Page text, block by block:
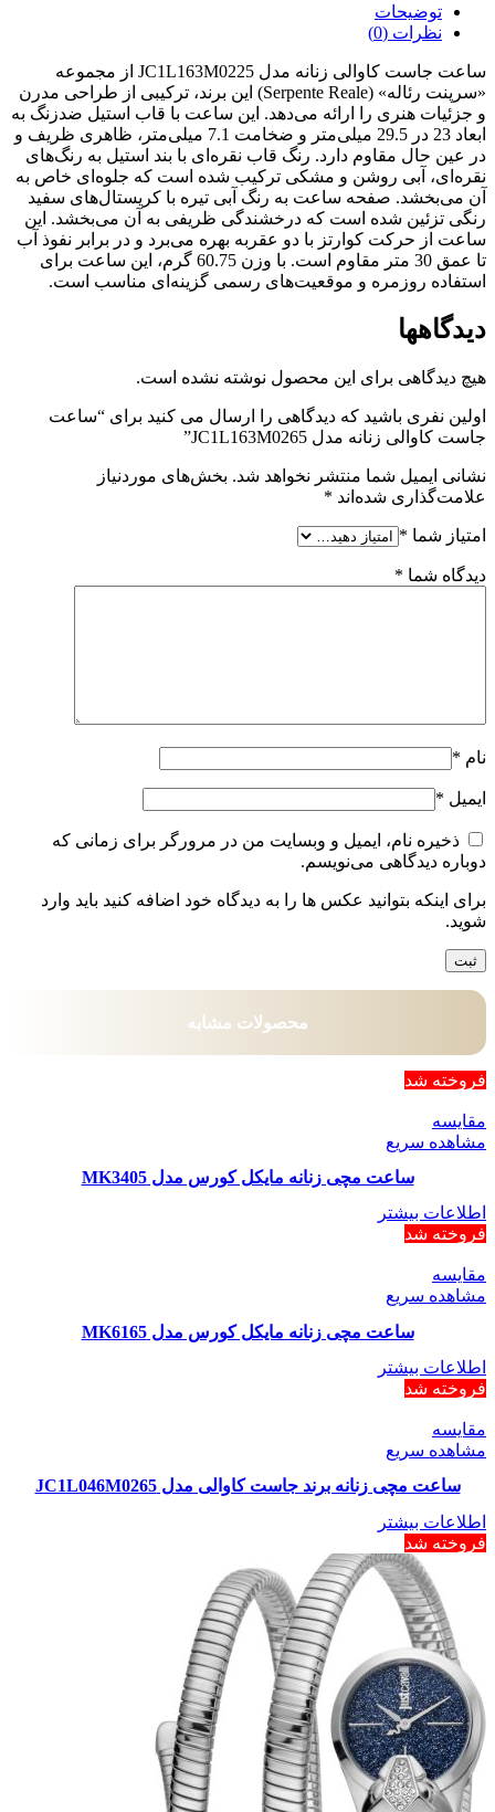
توضیحات
نظرات (0)
ساعت جاست کاوالی زنانه مدل JC1L163M0225 از مجموعه
«سرپنت رئاله» (Serpente Reale) این برند، ترکیبی از طراحی مدرن
و جزئیات هنری را ارائه می‌دهد. این ساعت با قاب استیل ضدزنگ به
ابعاد 23 در 29.5 میلی‌متر و ضخامت 7.1 میلی‌متر، ظاهری ظریف و
در عین حال مقاوم دارد. رنگ قاب نقره‌ای با بند استیل به رنگ‌های
نقره‌ای، آبی روشن و مشکی ترکیب شده است که جلوه‌ای خاص به
آن می‌بخشد. صفحه ساعت به رنگ آبی تیره با کریستال‌های سفید
رنگی تزئین شده است که درخشندگی ظریفی به آن می‌بخشد. این
ساعت از حرکت کوارتز با دو عقربه بهره می‌برد و در برابر نفوذ آب
تا عمق 30 متر مقاوم است. با وزن 60.75 گرم، این ساعت برای
استفاده روزمره و موقعیت‌های رسمی گزینه‌ای مناسب است.
دیدگاهها
هیچ دیدگاهی برای این محصول نوشته نشده است.
اولین نفری باشید که دیدگاهی را ارسال می کنید برای “ساعت
جاست کاوالی زنانه مدل JC1L163M0265”
نشانی ایمیل شما منتشر نخواهد شد. بخش‌های موردنیاز
علامت‌گذاری شده‌اند *
امتیاز شما *
دیدگاه شما *
نام *
ایمیل *
ذخیره نام، ایمیل و وبسایت من در مرورگر برای زمانی که
دوباره دیدگاهی می‌نویسم.
برای اینکه بتوانید عکس ها را به دیدگاه خود اضافه کنید باید وارد
شوید.
محصولات مشابه
فروخته شد
مقایسه
مشاهده سریع
ساعت مچی زنانه مایکل کورس مدل MK3405
اطلاعات بیشتر
فروخته شد
مقایسه
مشاهده سریع
ساعت مچی زنانه مایکل کورس مدل MK6165
اطلاعات بیشتر
فروخته شد
مقایسه
مشاهده سریع
ساعت مچی زنانه برند جاست کاوالی مدل JC1L046M0265
اطلاعات بیشتر
فروخته شد